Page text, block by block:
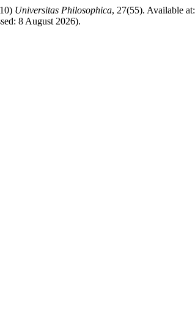
Universitas Philosophica, 27(55). Available at:
8 August 2026).